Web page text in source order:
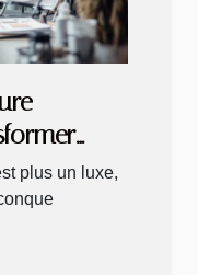
plus un luxe,